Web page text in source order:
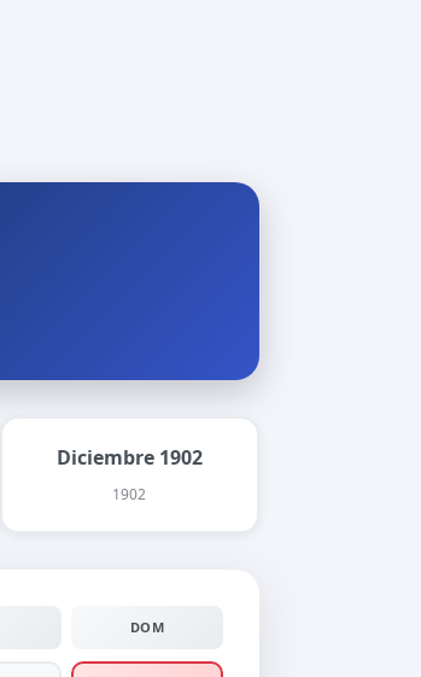
Diciembre 1902
1902
DOM